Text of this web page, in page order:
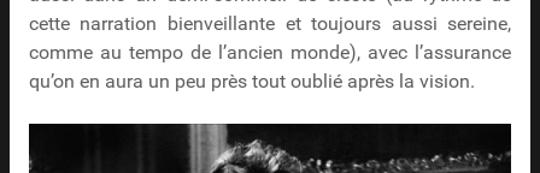
cette narration bienveillante et toujours aussi sereine,
comme au tempo de l’ancien monde), avec l’assurance
qu’on en aura un peu près tout oublié après la vision.